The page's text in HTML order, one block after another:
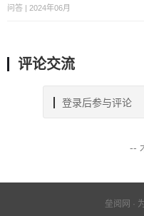
问答 | 2024年06月
评论交流
登录后参与评论
--
垒阅网 ·